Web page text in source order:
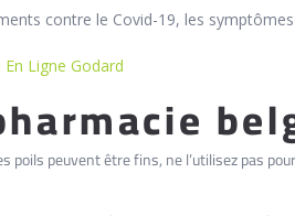
contre le Covid-19, les
Ligne Godard
poils peuvent être fins, ne l’utilisez pas